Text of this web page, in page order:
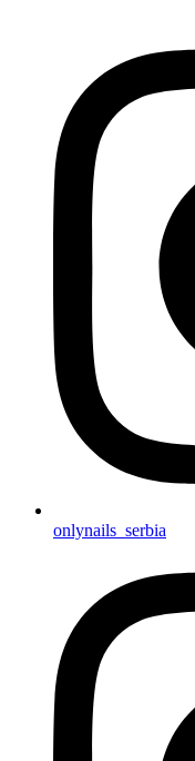
onlynails_serbia